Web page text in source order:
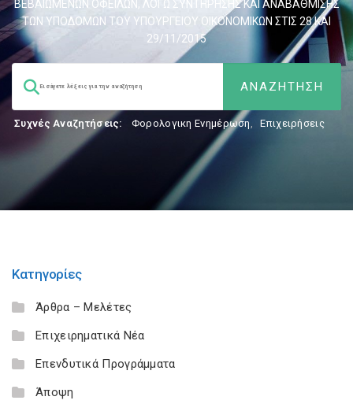
ΒΕΒΑΙΩΜΕΝΩΝ ΟΦΕΙΛΩΝ, ΛΟΓΩ ΣΥΝΤΗΡΗΣΗΣ ΚΑΙ ΑΝΑΒΑΘΜΙΣΗΣ
ΤΩΝ ΥΠΟΔΟΜΩΝ ΤΟΥ ΥΠΟΥΡΓΕΙΟΥ ΟΙΚΟΝΟΜΙΚΩΝ ΣΤΙΣ 28 ΚΑΙ
29/11/2015
Συχνές Αναζητήσεις: Φορολογικη Ενημέρωση, Επιχειρήσεις
Κατηγορίες
Άρθρα – Μελέτες
Επιχειρηματικά Νέα
Επενδυτικά Προγράμματα
Άποψη